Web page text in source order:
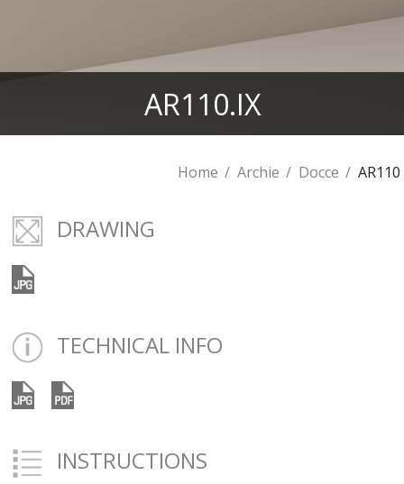
AR110.IX
Home Archie Docce AR110
DRAWING
TECHNICAL INFO
INSTRUCTIONS